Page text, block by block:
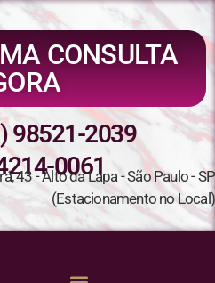
CONSULTA
98521-2039
0061
43 - Alto da Lapa - São Paulo - SP
(Estacionamento no Local)